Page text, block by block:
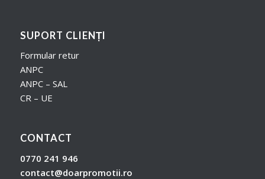
SUPORT CLIENȚI
Formular retur
ANPC
ANPC – SAL
CR – UE
CONTACT
0770 241 946
contact@doarpromotii.ro